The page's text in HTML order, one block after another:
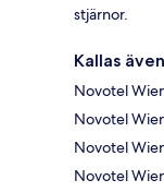
stjärnor.
Kallas även
Novotel
Novotel
Novotel
Novotel